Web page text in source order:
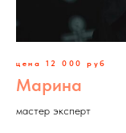
цена 12 000 руб
Марина
мастер эксперт